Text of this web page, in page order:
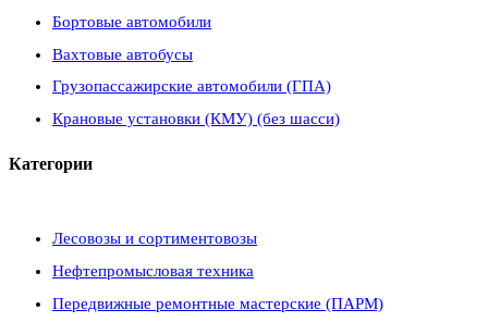
Бортовые автомобили
Вахтовые автобусы
Грузопассажирские автомобили (ГПА)
Крановые установки (КМУ) (без шасси)
Категории
Лесовозы и сортиментовозы
Нефтепромысловая техника
Передвижные ремонтные мастерские (ПАРМ)